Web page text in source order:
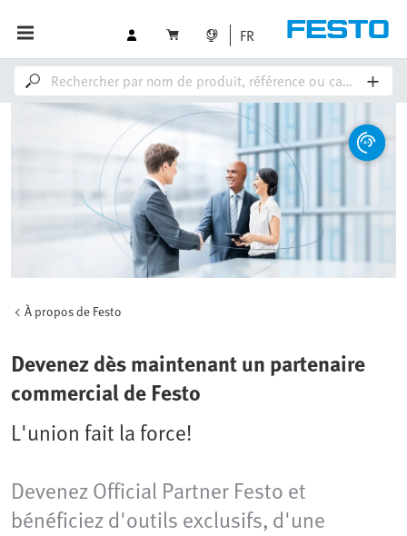
FR
À propos de Festo
Devenez dès maintenant un partenaire
commercial de Festo
L'union fait la force!
Devenez Official Partner Festo et
bénéficiez d'outils exclusifs, d'une